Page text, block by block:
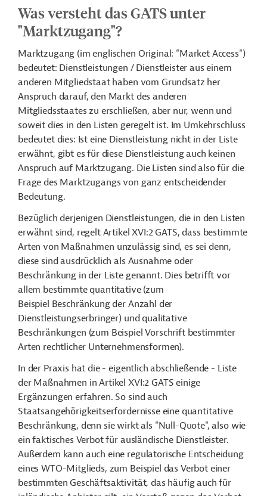
Was versteht das GATS unter
"Marktzugang"?
Marktzugang (im englischen Original: "Market Access")
bedeutet: Dienstleistungen / Dienstleister aus einem
anderen Mitgliedstaat haben vom Grundsatz her
Anspruch darauf, den Markt des anderen
Mitgliedsstaates zu erschließen, aber nur, wenn und
soweit dies in den Listen geregelt ist. Im Umkehrschluss
bedeutet dies: Ist eine Dienstleistung nicht in der Liste
erwähnt, gibt es für diese Dienstleistung auch keinen
Anspruch auf Marktzugang. Die Listen sind also für die
Frage des Marktzugangs von ganz entscheidender
Bedeutung.
Bezüglich derjenigen Dienstleistungen, die in den Listen
erwähnt sind, regelt Artikel XVI:2 GATS, dass bestimmte
Arten von Maßnahmen unzulässig sind, es sei denn,
diese sind ausdrücklich als Ausnahme oder
Beschränkung in der Liste genannt. Dies betrifft vor
allem bestimmte quantitative (zum
Beispiel Beschränkung der Anzahl der
Dienstleistungserbringer) und qualitative
Beschränkungen (zum Beispiel Vorschrift bestimmter
Arten rechtlicher Unternehmensformen).
In der Praxis hat die - eigentlich abschließende - Liste
der Maßnahmen in Artikel XVI:2 GATS einige
Ergänzungen erfahren. So sind auch
Staatsangehörigkeitserfordernisse eine quantitative
Beschränkung, denn sie wirkt als "Null-Quote", also wie
ein faktisches Verbot für ausländische Dienstleister.
Außerdem kann auch eine regulatorische Entscheidung
eines WTO-Mitglieds, zum Beispiel das Verbot einer
bestimmten Geschäftsaktivität, das häufig auch für